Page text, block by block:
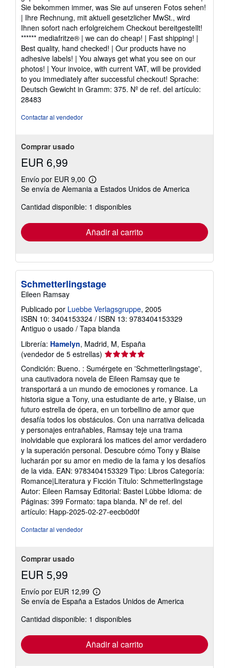
Sie bekommen immer, was Sie auf unseren Fotos sehen!
| Ihre Rechnung, mit aktuell gesetzlicher MwSt., wird
Ihnen sofort nach erfolgreichem Checkout bereitgestellt!
****** mediafritze® | we can do cheap! | Fast shipping! |
Best quality, hand checked! | Our products have no
adhesive labels! | You always get what you see on our
photos! | Your invoice, with current VAT, will be provided
to you immediately after successful checkout! Sprache:
Deutsch Gewicht in Gramm: 375. Nº de ref. del artículo:
28483
Contactar al vendedor
Comprar usado
EUR 6,99
Envío por EUR 9,00
Más
información
las
tarifas
envío
Se envía de Alemania a Estados Unidos de America
Cantidad disponible: 1 disponibles
Añadir al carrito
Schmetterlingstage
Eileen Ramsay
Publicado por Luebbe Verlagsgruppe, 2005
ISBN 10: 3404153324 / ISBN 13: 9783404153329
Antiguo o usado / Tapa blanda
Librería: Hamelyn, Madrid, M, España
(vendedor de 5 estrellas) Calificación
del
vendedor:
5
de
5
estrellas
Condición: Bueno. : Sumérgete en 'Schmetterlingstage',
una cautivadora novela de Eileen Ramsay que te
transportará a un mundo de emociones y romance. La
historia sigue a Tony, una estudiante de arte, y Blaise, un
futuro estrella de ópera, en un torbellino de amor que
desafía todos los obstáculos. Con una narrativa delicada
y personajes entrañables, Ramsay teje una trama
inolvidable que explorará los matices del amor verdadero
y la superación personal. Descubre cómo Tony y Blaise
lucharán por su amor en medio de la fama y los desafíos
de la vida. EAN: 9783404153329 Tipo: Libros Categoría:
Romance|Literatura y Ficción Título: Schmetterlingstage
Autor: Eileen Ramsay Editorial: Bastei Lübbe Idioma: de
Páginas: 399 Formato: tapa blanda. Nº de ref. del
artículo: Happ-2025-02-27-eecb0d0f
Contactar al vendedor
Comprar usado
EUR 5,99
Envío por EUR 12,99
Más
información
las
tarifas
envío
Se envía de España a Estados Unidos de America
Cantidad disponible: 1 disponibles
Añadir al carrito